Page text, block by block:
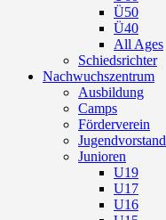
Ü50
Ü40
All Ages
Schiedsrichter
Nachwuchszentrum
Ausbildung
Camps
Förderverein
Jugendvorstand
Junioren
U19
U17
U16